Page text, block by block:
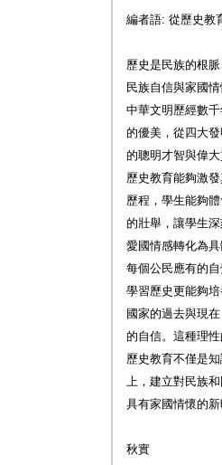
編者語: 從歷史教
歷史是民族的根
民族自信與家國
中華文明歷經數
的優美，從四大
的聰明才智與偉
歷史教育能夠激
歷程，學生能夠
的壯舉，讓學生
愛國情感轉化為
每個公民應有的自
學習歷史更能夠
國家的過去與現
的自信。這種理
歷史教育不僅是
上，建立對民族
具有家國情懷的新
秋實